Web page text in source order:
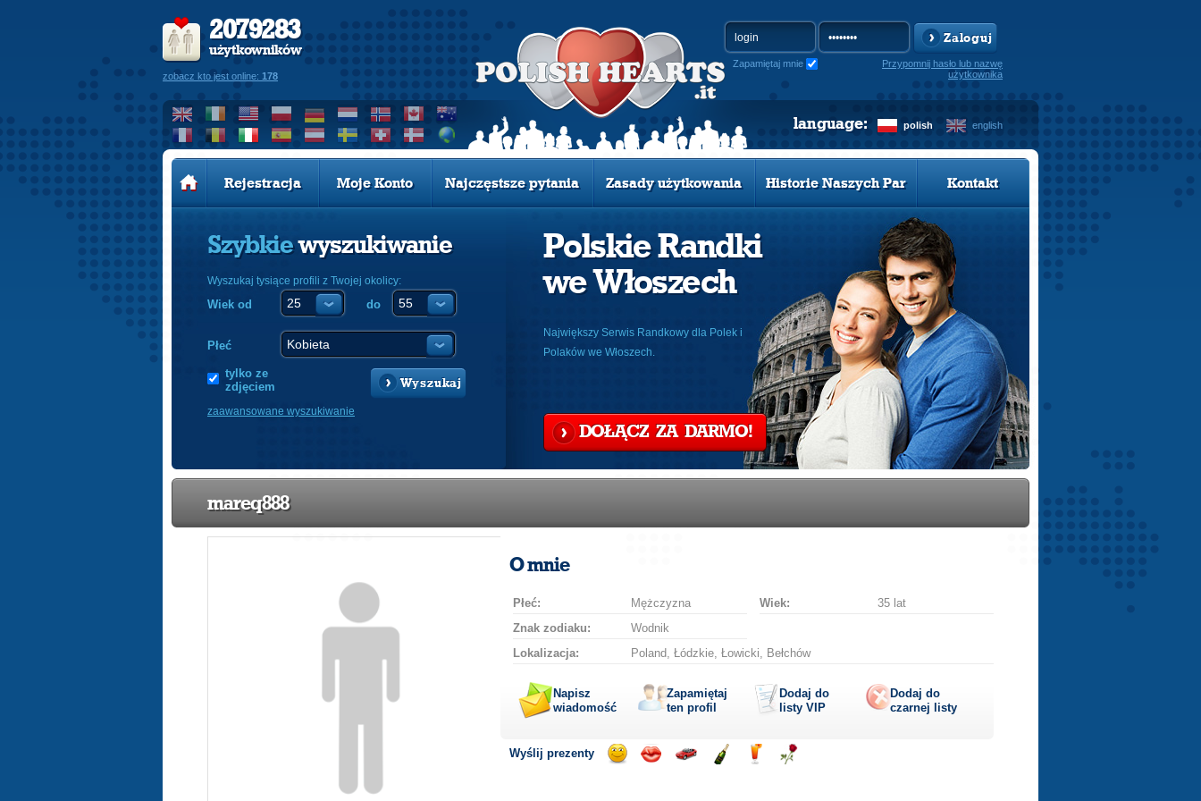
2079283
użytkowników
zobacz kto jest online: 178
Zaloguj
Zapamiętaj mnie
Przypomnij hasło lub nazwę
użytkownika
polish english
language:
Rejestracja Moje Konto Najczęstsze pytania Zasady użytkowania Historie Naszych Par Kontakt
Szybkiewyszukiwanie
Wyszukaj tysiące profili z Twojej okolicy:
Wiek od do
Płeć
tylko ze
zdjęciem
Wyszukaj
zaawansowane wyszukiwanie
Polskie Randki
we Włoszech
Największy Serwis Randkowy dla Polek i
Polaków we Włoszech.
DOŁĄCZ ZA DARMO!
mareq888
O mnie
Płeć: Mężczyzna Wiek:
35 lat
Znak zodiaku:
Wodnik
Lokalizacja:
Poland, Łódzkie, Łowicki, Bełchów
Napisz
wiadomość
Zapamiętaj
ten profil
Dodaj do
listy VIP
Dodaj do
czarnej listy
Wyślij prezenty